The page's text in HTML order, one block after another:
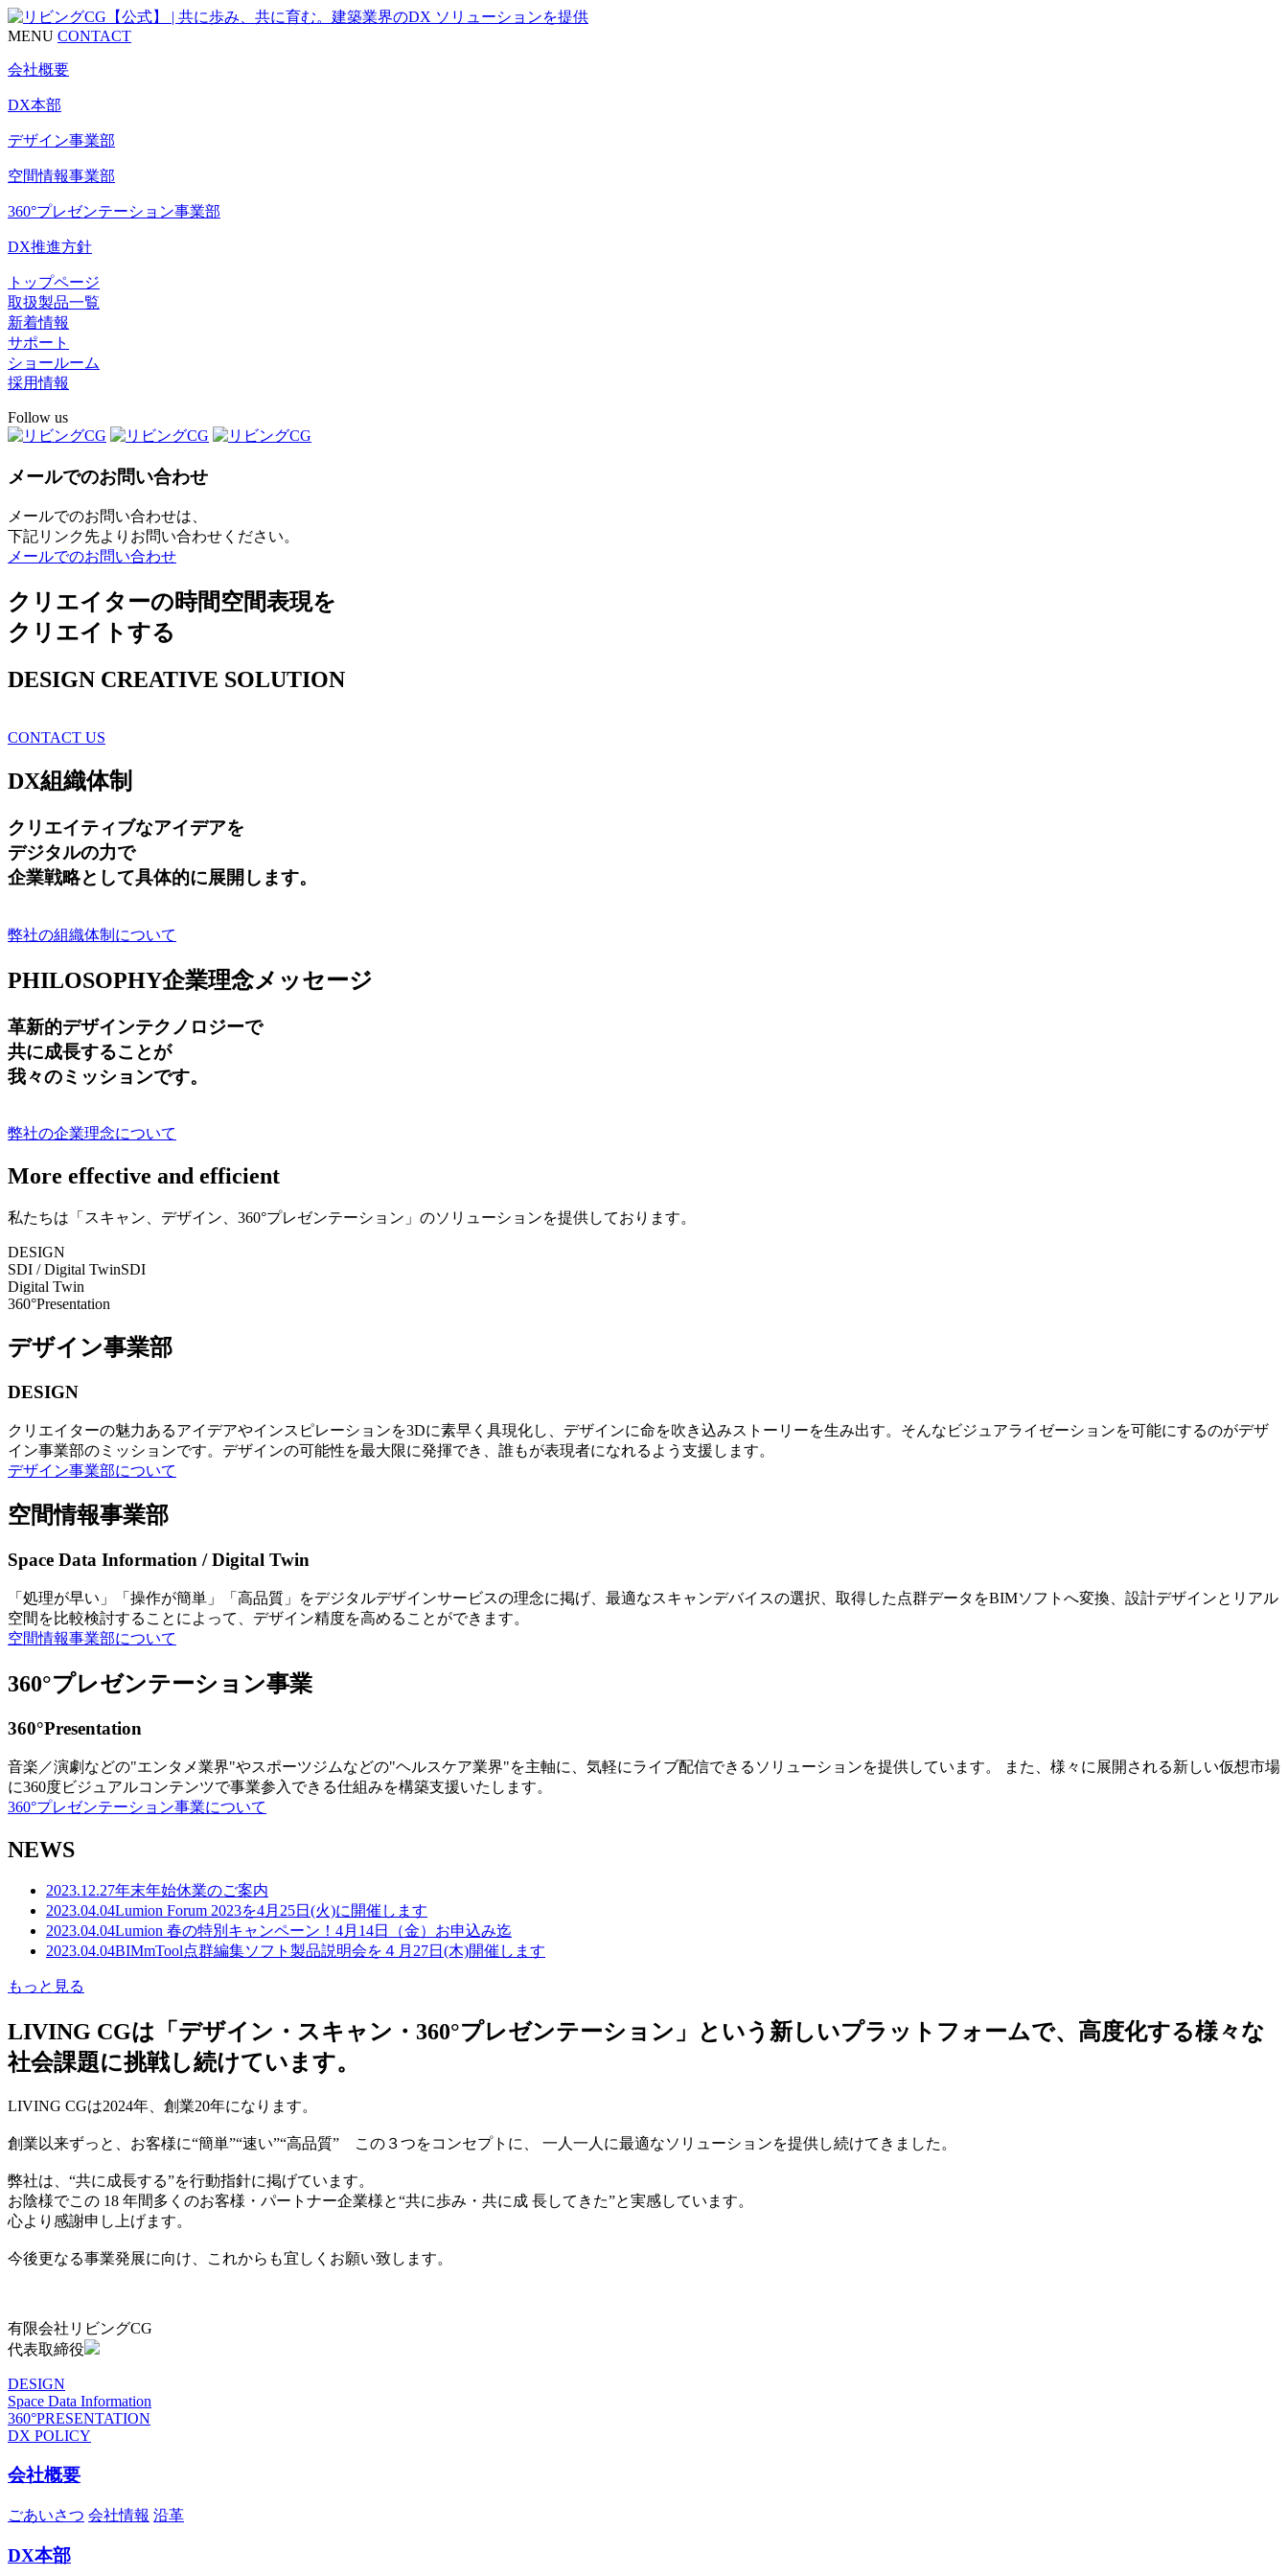
MENU CONTACT
会社概要
DX本部
デザイン事業部
空間情報事業部
360°プレゼンテーション事業部
DX推進方針
トップページ
取扱製品一覧
新着情報
サポート
ショールーム
採用情報
Follow us
メールでのお問い合わせ
メールでのお問い合わせは、
下記リンク先よりお問い合わせください。
メールでのお問い合わせ
クリエイターの時間空間表現を
クリエイトする
DESIGN CREATIVE SOLUTION
CONTACT US
DX組織体制
クリエイティブなアイデアを
デジタルの力で
企業戦略として具体的に展開します。
弊社の組織体制について
PHILOSOPHY企業理念メッセージ
革新的デザインテクノロジーで
共に成長することが
我々のミッションです。
弊社の企業理念について
More effective and efficient
私たちは「スキャン、デザイン、360°プレゼンテーション」のソリューションを提供しております。
DESIGN
SDI / Digital TwinSDI
Digital Twin
360°Presentation
デザイン事業部
DESIGN
クリエイターの魅力あるアイデアやインスピレーションを3Dに素早く具現化し、デザインに命を吹き込みストーリーを生み出す。そんなビジュアライゼーションを可能にするのがデザ
イン事業部のミッションです。デザインの可能性を最大限に発揮でき、誰もが表現者になれるよう支援します。
デザイン事業部について
空間情報事業部
Space Data Information / Digital Twin
「処理が早い」「操作が簡単」「高品質」をデジタルデザインサービスの理念に掲げ、最適なスキャンデバイスの選択、取得した点群データをBIMソフトへ変換、設計デザインとリアル
空間を比較検討することによって、デザイン精度を高めることができます。
空間情報事業部について
360°プレゼンテーション事業
360°Presentation
音楽／演劇などの"エンタメ業界"やスポーツジムなどの"ヘルスケア業界"を主軸に、気軽にライブ配信できるソリューションを提供しています。 また、様々に展開される新しい仮想市場
に360度ビジュアルコンテンツで事業参入できる仕組みを構築支援いたします。
360°プレゼンテーション事業について
NEWS
2023.12.27年末年始休業のご案内
2023.04.04Lumion Forum 2023を4月25日(火)に開催します
2023.04.04Lumion 春の特別キャンペーン！4月14日（金）お申込み迄
2023.04.04BIMmTool点群編集ソフト製品説明会を４月27日(木)開催します
もっと見る
LIVING CGは「デザイン・スキャン・360°プレゼンテーション」という新しいプラットフォームで、高度化する様々な
社会課題に挑戦し続けています。
LIVING CGは2024年、創業20年になります。
創業以来ずっと、お客様に“簡単”“速い”“高品質” この３つをコンセプトに、 一人一人に最適なソリューションを提供し続けてきました。
弊社は、“共に成長する”を行動指針に掲げています。
お陰様でこの 18 年間多くのお客様・パートナー企業様と“共に歩み・共に成 長してきた”と実感しています。
心より感謝申し上げます。
今後更なる事業発展に向け、これからも宜しくお願い致します。
有限会社リビングCG
代表取締役
DESIGN
Space Data Information
360°PRESENTATION
DX POLICY
会社概要
ごあいさつ 会社情報 沿革
DX本部